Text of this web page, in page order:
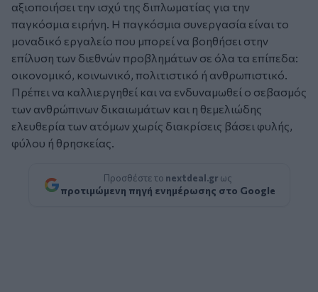
αξιοποιήσει την ισχύ της διπλωματίας για την
παγκόσμια ειρήνη. Η παγκόσμια συνεργασία είναι το
μοναδικό εργαλείο που μπορεί να βοηθήσει στην
επίλυση των διεθνών προβλημάτων σε όλα τα επίπεδα:
οικονομικό, κοινωνικό, πολιτιστικό ή ανθρωπιστικό.
Πρέπει να καλλιεργηθεί και να ενδυναμωθεί ο σεβασμός
των ανθρώπινων δικαιωμάτων και η θεμελιώδης
ελευθερία των ατόμων χωρίς διακρίσεις βάσει φυλής,
φύλου ή θρησκείας.
Προσθέστε το nextdeal.gr ως
προτιμώμενη πηγή ενημέρωσης στο Google